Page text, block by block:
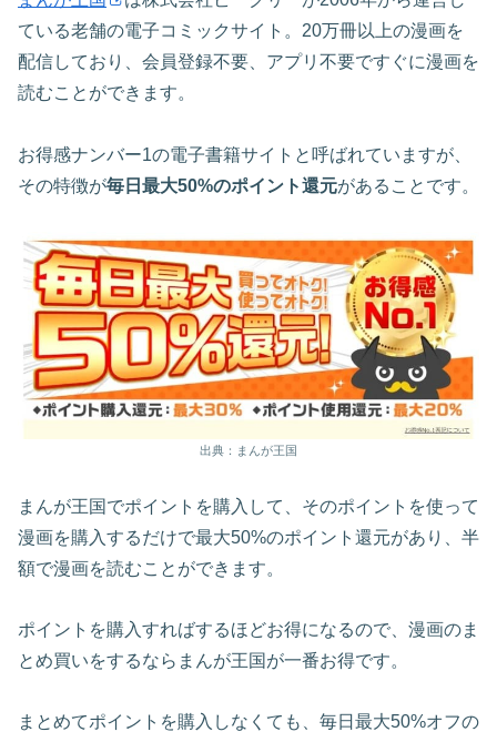
ている老舗の電子コミックサイト。20万冊以上の漫画を
配信しており、会員登録不要、アプリ不要ですぐに漫画を
読むことができます。
お得感ナンバー1の電子書籍サイトと呼ばれていますが、
その特徴が毎日最大50%のポイント還元があることです。
出典：まんが王国
まんが王国でポイントを購入して、そのポイントを使って
漫画を購入するだけで最大50%のポイント還元があり、半
額で漫画を読むことができます。
ポイントを購入すればするほどお得になるので、漫画のま
とめ買いをするならまんが王国が一番お得です。
まとめてポイントを購入しなくても、毎日最大50%オフの